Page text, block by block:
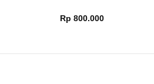
Rp 800.000